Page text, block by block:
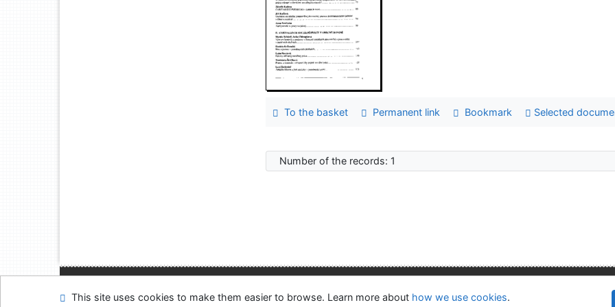
To the basket Permanent link Bookmark Selected
Number of the records: 1
This site uses cookies to make them easier to browse. Learn more about how we use cookies.